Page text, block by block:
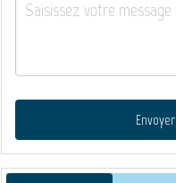
Envoyer